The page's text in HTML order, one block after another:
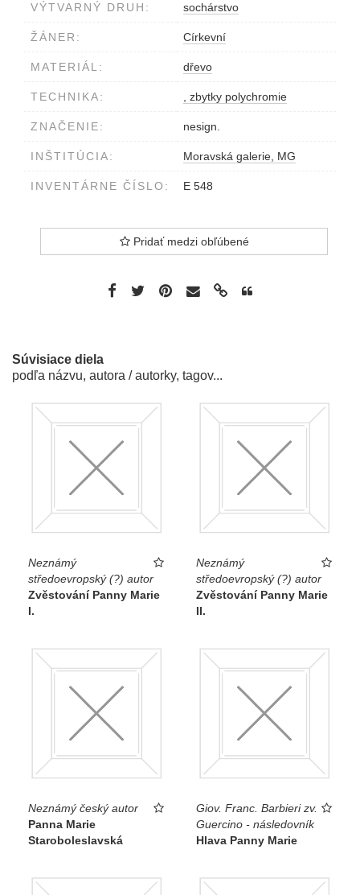
VÝTVARNÝ DRUH: sochárstvo
ŽÁNER: Církevní
MATERIÁL: dřevo
TECHNIKA: , zbytky polychromie
ZNAČENIE: nesign.
INŠTITÚCIA: Moravská galerie, MG
INVENTÁRNE ČÍSLO: E 548
Pridať medzi obľúbené
Súvisiace diela
podľa názvu, autora / autorky, tagov...
Neznámý
středoevropský (?) autor
Zvěstování Panny Marie
I.
Neznámý
středoevropský (?) autor
Zvěstování Panny Marie
II.
Neznámý český autor
Panna Marie
Staroboleslavská
Giov. Franc. Barbieri zv.
Guercino - následovník
Hlava Panny Marie